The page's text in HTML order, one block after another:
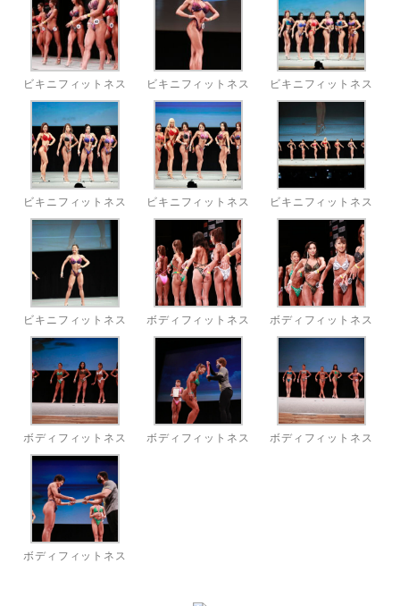
ビキニフィットネス ビキニフィットネス ビキニフィットネス
ビキニフィットネス ビキニフィットネス ビキニフィットネス
ビキニフィットネス ボディフィットネス ボディフィットネス
ボディフィットネス ボディフィットネス ボディフィットネス
ボディフィットネス